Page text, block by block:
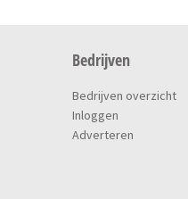
Bedrijven
Bedrijven overzicht
Inloggen
Adverteren